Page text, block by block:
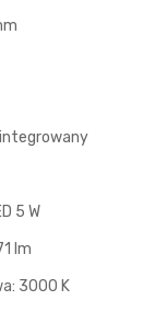
5 W
lm
3000 K